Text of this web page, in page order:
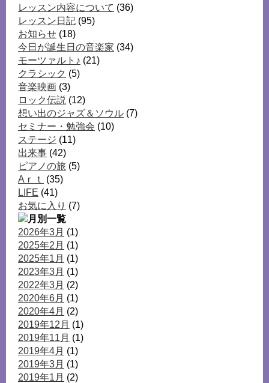
レッスン内容について (36)
レッスン日記 (95)
お知らせ (18)
今日が誕生日の音楽家 (34)
モーツァルト♪ (21)
クラシック (5)
音楽映画 (3)
ロック伝説 (12)
想い出のジャズ＆ソウル (7)
セミナー・勉強会 (10)
ステージ (11)
出来事 (42)
ピアノの旅 (5)
Aｒｔ
(35)
LIFE (41)
お気に入り (7)
2026年3月 (1)
2025年2月 (1)
2025年1月 (1)
2023年3月 (1)
2022年3月 (2)
2020年6月 (1)
2020年4月 (2)
2019年12月 (1)
2019年11月 (1)
2019年4月 (1)
2019年3月 (1)
2019年1月 (2)